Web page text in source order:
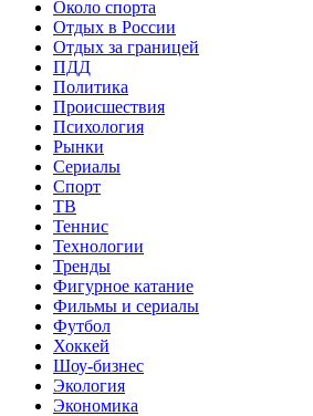
Около спорта
Отдых в России
Отдых за границей
ПДД
Политика
Происшествия
Психология
Рынки
Сериалы
Спорт
ТВ
Теннис
Технологии
Тренды
Фигурное катание
Фильмы и сериалы
Футбол
Хоккей
Шоу-бизнес
Экология
Экономика